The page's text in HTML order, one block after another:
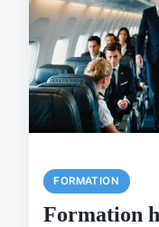
FORMATION
Formation